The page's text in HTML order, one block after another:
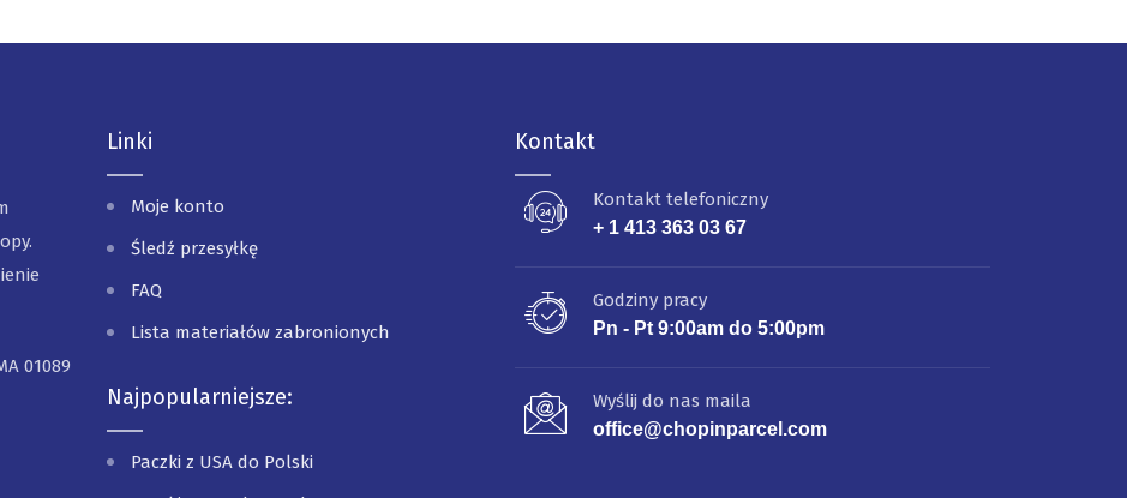
01089
Linki
Moje konto
Śledź przesyłkę
FAQ
Lista materiałów zabronionych
Najpopularniejsze:
Paczki z USA do Polski
Kontakt
Kontakt telefoniczny
+ 1 413 363 03 67
Godziny pracy
Pn - Pt 9:00am do 5:00pm
Wyślij do nas maila
office@chopinparcel.com